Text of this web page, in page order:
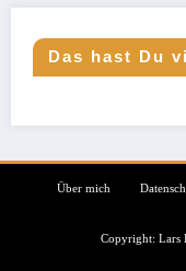
Das hast Du
Über mich
Copyright: Lars